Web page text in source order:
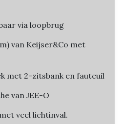
via loopbrug
van Keijser&Co met
met 2-zitsbank en fauteuil
van JEE-O
veel lichtinval.